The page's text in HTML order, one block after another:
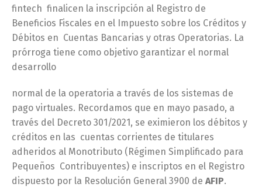
fintech finalicen la inscripción al Registro de
Beneficios Fiscales en el Impuesto sobre los Créditos y
Débitos en Cuentas Bancarias y otras Operatorias. La
prórroga tiene como objetivo garantizar el normal
desarrollo
normal de la operatoria a través de los sistemas de
pago virtuales. Recordamos que en mayo pasado, a
través del Decreto 301/2021, se eximieron los débitos y
créditos en las cuentas corrientes de titulares
adheridos al Monotributo (Régimen Simplificado para
Pequeños Contribuyentes) e inscriptos en el Registro
dispuesto por la Resolución General 3900 de AFIP.